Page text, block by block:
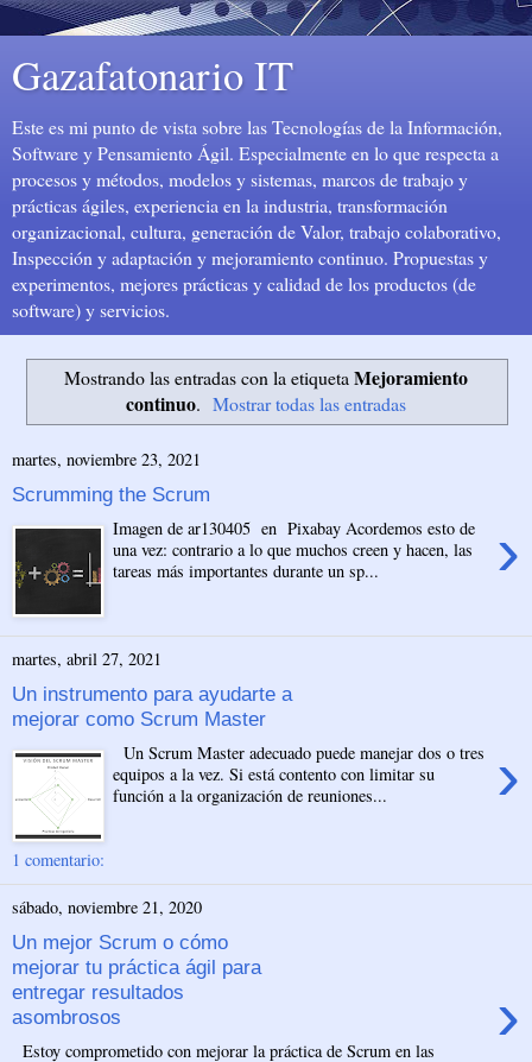
Gazafatonario IT
Este es mi punto de vista sobre las Tecnologías de la Información,
Software y Pensamiento Ágil. Especialmente en lo que respecta a
procesos y métodos, modelos y sistemas, marcos de trabajo y
prácticas ágiles, experiencia en la industria, transformación
organizacional, cultura, generación de Valor, trabajo colaborativo,
Inspección y adaptación y mejoramiento continuo. Propuestas y
experimentos, mejores prácticas y calidad de los productos (de
software) y servicios.
Mostrando las entradas con la etiqueta Mejoramiento
continuo. Mostrar todas las entradas
martes, noviembre 23, 2021
Scrumming the Scrum
›
Imagen de ar130405 en Pixabay Acordemos esto de
una vez: contrario a lo que muchos creen y hacen, las
tareas más importantes durante un sp...
martes, abril 27, 2021
Un instrumento para ayudarte a
mejorar como Scrum Master
›
Un Scrum Master adecuado puede manejar dos o tres
equipos a la vez. Si está contento con limitar su
función a la organización de reuniones...
1 comentario:
sábado, noviembre 21, 2020
Un mejor Scrum o cómo
mejorar tu práctica ágil para
entregar resultados
asombrosos
›
Estoy comprometido con mejorar la práctica de Scrum en las